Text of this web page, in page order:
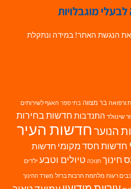
מוגבלויות
הנגשת האתר! במידה ונתקלת
ורפואה בר מצווה בתי ספר האגף לשירותים
שינוולד התנדבות חדשות בחירות
הנוערחדשות העיר
חדשות חסד מקומי חדשות
חינוך חנוכה טיולים וטבע ילדים
רעות מלחמת חרבות ברזל משרד החינוך